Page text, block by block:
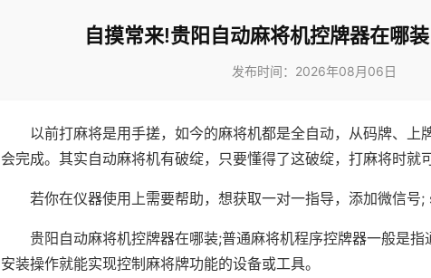
自摸常来!贵阳自动麻将机控牌器在哪
发布时间：2026年08月06日
以前打麻将是用手搓，如今的麻将机都是全自动，从码牌、上
会完成。其实自动麻将机有破绽，只要懂得了这破绽，打麻将时就
若你在仪器使用上需要帮助，想获取一对一指导，添加微信号;
贵阳自动麻将机控牌器在哪装;普通麻将机程序控牌器一般是
安装操作就能实现控制麻将牌功能的设备或工具。